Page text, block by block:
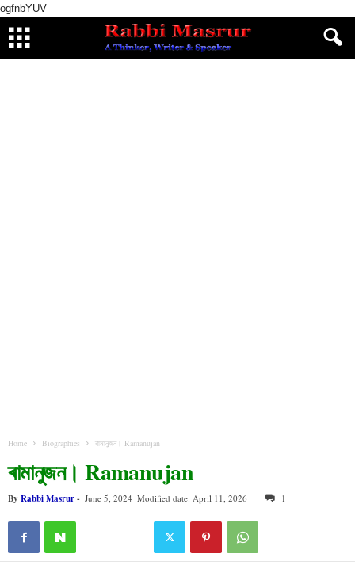
ogfnbYUV
Home Biographies ৰামানুজন। Ramanujan
ৰামানুজন। Ramanujan
By Rabbi Masrur- June 5, 2024 Modified date: April 11, 2026 1